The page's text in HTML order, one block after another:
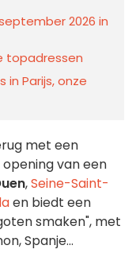
2026 in
topadressen
Parijs, onze
met een
van een
,Seine-Saint-
en biedt een
smaken", met
Spanje...